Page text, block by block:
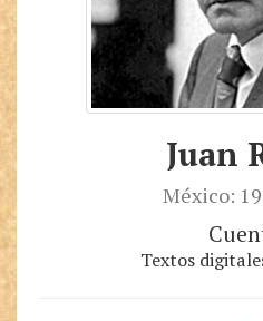
Juan
México:
Textos